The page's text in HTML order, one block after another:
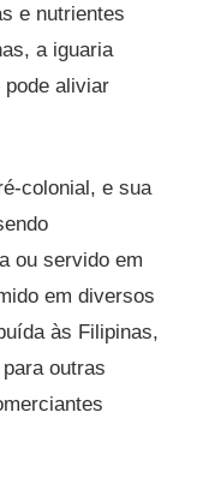
e nutrientes
a iguaria
aliviar
colonial, e sua
ou servido em
em diversos
às Filipinas,
outras